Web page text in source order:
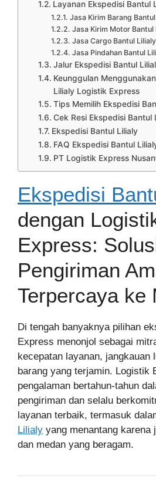
Layanan Ekspedisi Bantul
Jasa Kirim Barang
Jasa Kirim Motor Bantul
Jasa Cargo Bantul Lilialy
Jasa Pindahan Bantul
Jalur Ekspedisi Bantul
Keunggulan
Lilialy Logistik Express
Tips Memilih Ekspedisi
Cek Resi Ekspedisi Bantul
Ekspedisi Bantul Lilialy
FAQ Ekspedisi Bantul
PT Logistik Express
Ekspedisi
dengan
Express:
Pengiriman
Terpercaya ke
Di tengah banyaknya pilihan
Express menonjol sebagai
kecepatan layanan, jangkauan
barang yang terjamin. Logistik
pengalaman bertahun-tahun
pengiriman dan selalu
layanan terbaik, termasuk
Lilialy yang menantang karena
dan medan yang beragam.